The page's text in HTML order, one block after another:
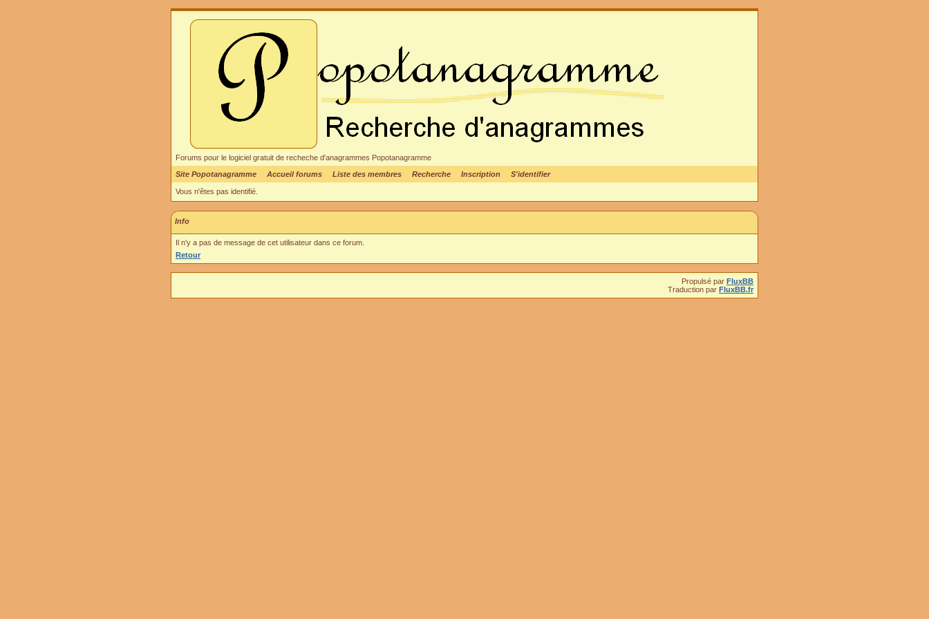
Forums pour le logiciel gratuit de recheche d'anagrammes Popotanagramme
Site Popotanagramme
Accueil forums Liste des membres Recherche Inscription S'identifier
Vous n'êtes pas identifié.
Info
Il n'y a pas de message de cet utilisateur dans ce forum.
Retour
Propulsé par FluxBB
Traduction par FluxBB.fr